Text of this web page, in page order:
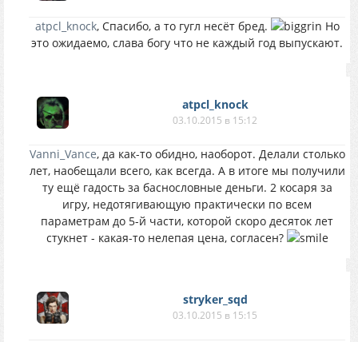
atpcl_knock, Спасибо, а то гугл несёт бред.
Но
это ожидаемо, слава богу что не каждый год выпускают.
atpcl_knock
03.10.2015 в 15:12
Vanni_Vance, да как-то обидно, наоборот. Делали столько
лет, наобещали всего, как всегда. А в итоге мы получили
ту ещё гадость за баснословные деньги. 2 косаря за
игру, недотягивающую практически по всем
параметрам до 5-й части, которой скоро десяток лет
стукнет - какая-то нелепая цена, согласен?
stryker_sqd
03.10.2015 в 15:15